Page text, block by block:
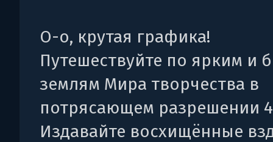
О-о, крутая графика!
Путешествуйте по ярким и
землям Мира творчества в
потрясающем разрешении
Издавайте восхищённые